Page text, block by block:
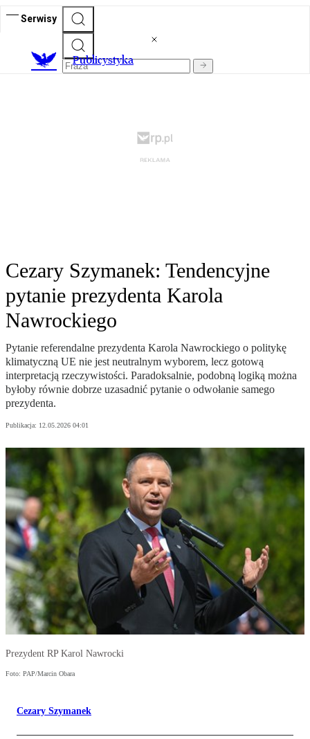
Serwisy
Publicystyka
Cezary Szymanek: Tendencyjne
pytanie prezydenta Karola
Nawrockiego
Pytanie referendalne prezydenta Karola Nawrockiego o politykę
klimatyczną UE nie jest neutralnym wyborem, lecz gotową
interpretacją rzeczywistości. Paradoksalnie, podobną logiką można
byłoby równie dobrze uzasadnić pytanie o odwołanie samego
prezydenta.
Publikacja: 12.05.2026 04:01
Prezydent RP Karol Nawrocki
Foto: PAP/Marcin Obara
Cezary Szymanek